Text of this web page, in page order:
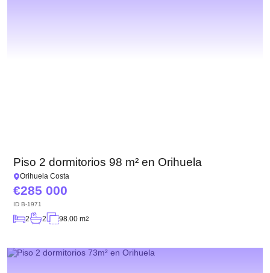
Piso 2 dormitorios 98 m² en Orihuela
Orihuela Costa
285 000
ID B-1971
2 2 98.00 m2